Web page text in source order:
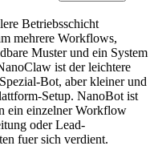
lere Betriebsschicht
m mehrere Workflows,
dbare Muster und ein System
anoClaw ist der leichtere
Spezial-Bot, aber kleiner und
attform-Setup. NanoBot ist
ein einzelner Workflow
itung oder Lead-
ten fuer sich verdient.